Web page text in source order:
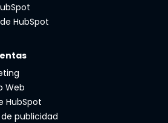
HubSpot
Web
HubSpot
publicidad